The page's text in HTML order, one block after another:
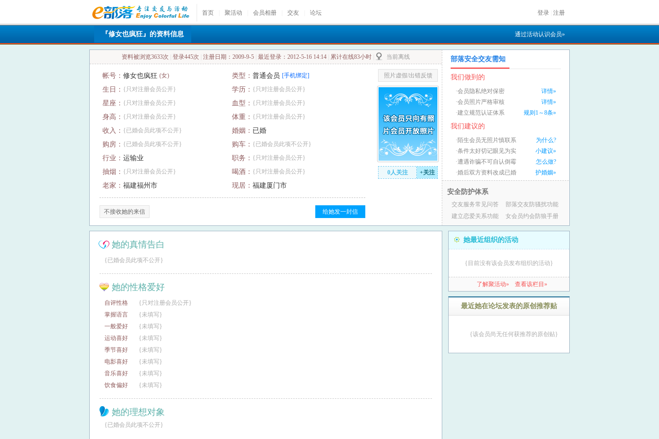
首页 聚活动 会员相册 交友 论坛 登录 注册
『修女也疯狂』的资料信息 通过活动认识会员»
资料被浏览3633次 登录445次 注册日期：2009-9-5 最近登录：2012-5-16 14:14 累计在线83小时 当前离线
帐号： 修女也疯狂 (女) 类型： 普通会员 [手机绑定]
生日： {只对注册会员公开} 学历： {只对注册会员公开}
星座： {只对注册会员公开} 血型： {只对注册会员公开}
身高： {只对注册会员公开} 体重： {只对注册会员公开}
收入： {已婚会员此项不公开} 婚姻： 已婚
购房： {已婚会员此项不公开} 购车： {已婚会员此项不公开}
行业： 运输业 职务： {只对注册会员公开}
抽烟： {只对注册会员公开} 喝酒： {只对注册会员公开}
老家： 福建福州市 现居： 福建厦门市
给她发一封信
不接收她的来信
照片虚假/出错反馈
0人关注 +关注
部落安全交友需知
我们做到的
·会员隐私绝对保密
详情»
·会员照片严格审核
详情»
·建立规范认证体系
规则1～8条»
我们建议的
·陌生会员无照片慎联系
为什么?
·条件太好切记眼见为实
小建议»
·遭遇诈骗不可自认倒霉
怎么做?
·婚后双方资料改成已婚
护婚姻»
安全防护体系
交友服务常见问答
部落交友防骚扰功能
建立恋爱关系功能
女会员约会防狼手册
她的真情告白
{已婚会员此项不公开}
她的性格爱好
自评性格
{只对注册会员公开}
掌握语言
{未填写}
一般爱好
{未填写}
运动喜好
{未填写}
季节喜好
{未填写}
电影喜好
{未填写}
音乐喜好
{未填写}
饮食偏好
{未填写}
她的理想对象
{已婚会员此项不公开}
她最近组织的活动
{目前没有该会员发布组织的活动}
了解聚活动» 查看该栏目»
最近她在论坛发表的原创推荐贴
{该会员尚无任何获推荐的原创贴}